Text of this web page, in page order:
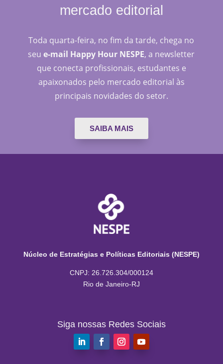
mercado editorial
Toda quarta-feira, no fim da tarde, chega no
seue-mail Happy Hour NESPE, a newsletter
que conecta profissionais, estudantes e
apaixonados pelo mercado editorial às
principais novidades do setor.
SAIBA MAIS
Núcleo de Estratégias e Políticas Editoriais (NESPE)
CNPJ: 26.726.304/000124
Rio de Janeiro-RJ
Siga nossas Redes Sociais